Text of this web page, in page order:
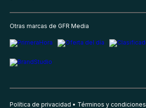
Otras marcas de GFR Media
Política de privacidad Términos y condiciones